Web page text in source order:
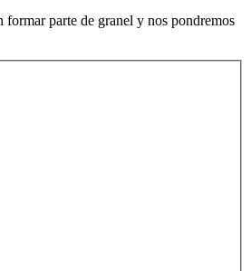
parte de granel y nos pondremos